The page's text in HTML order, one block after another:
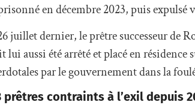
en décembre 2023, puis expulsé
juillet dernier, le prêtre successeur de
lui aussi été arrêté et placé en résidence
par le gouvernement dans la
prêtres contraints à l’exil depuis